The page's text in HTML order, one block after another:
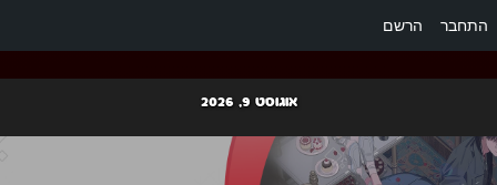
התחבר הרשם
content
אוגוסט 9, 2026